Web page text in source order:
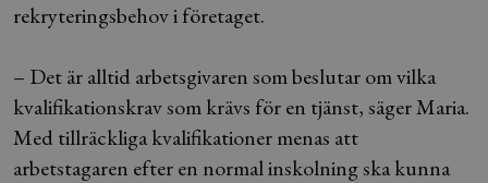
rekryteringsbehov i företaget.
– Det är alltid arbetsgivaren som beslutar om vilka
kvalifikationskrav som krävs för en tjänst, säger Maria.
Med tillräckliga kvalifikationer menas att
arbetstagaren efter en normal inskolning ska kunna